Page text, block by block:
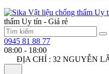
thấm Uy tín - Giá rẻ
0945 81 88 77
08:00 - 18:00
ĐỊA CHỈ : 32 NGUYỄN